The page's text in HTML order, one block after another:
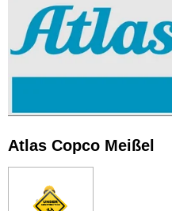
Atlas Copco Meißel